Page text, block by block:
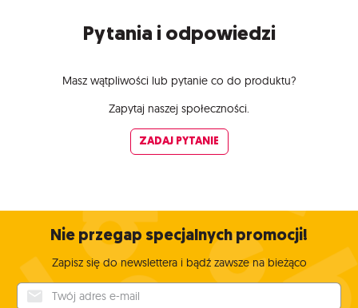
Pytania i odpowiedzi
Masz wątpliwości lub pytanie co do produktu?
Zapytaj naszej społeczności.
ZADAJ PYTANIE
Nie przegap specjalnych promocji!
Zapisz się do newslettera i bądź zawsze na bieżąco